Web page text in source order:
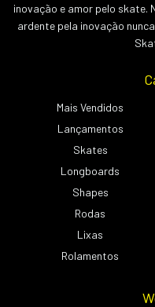
inovação e amor pelo skate.
ardente pela inovação
Mais Vendidos
Lançamentos
Skates
Longboards
Shapes
Rodas
Lixas
Rolamentos